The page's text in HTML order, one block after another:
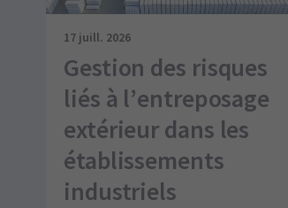
17 juill. 2026
Gestion des risques
liés à l’entreposage
extérieur dans les
établissements
industriels